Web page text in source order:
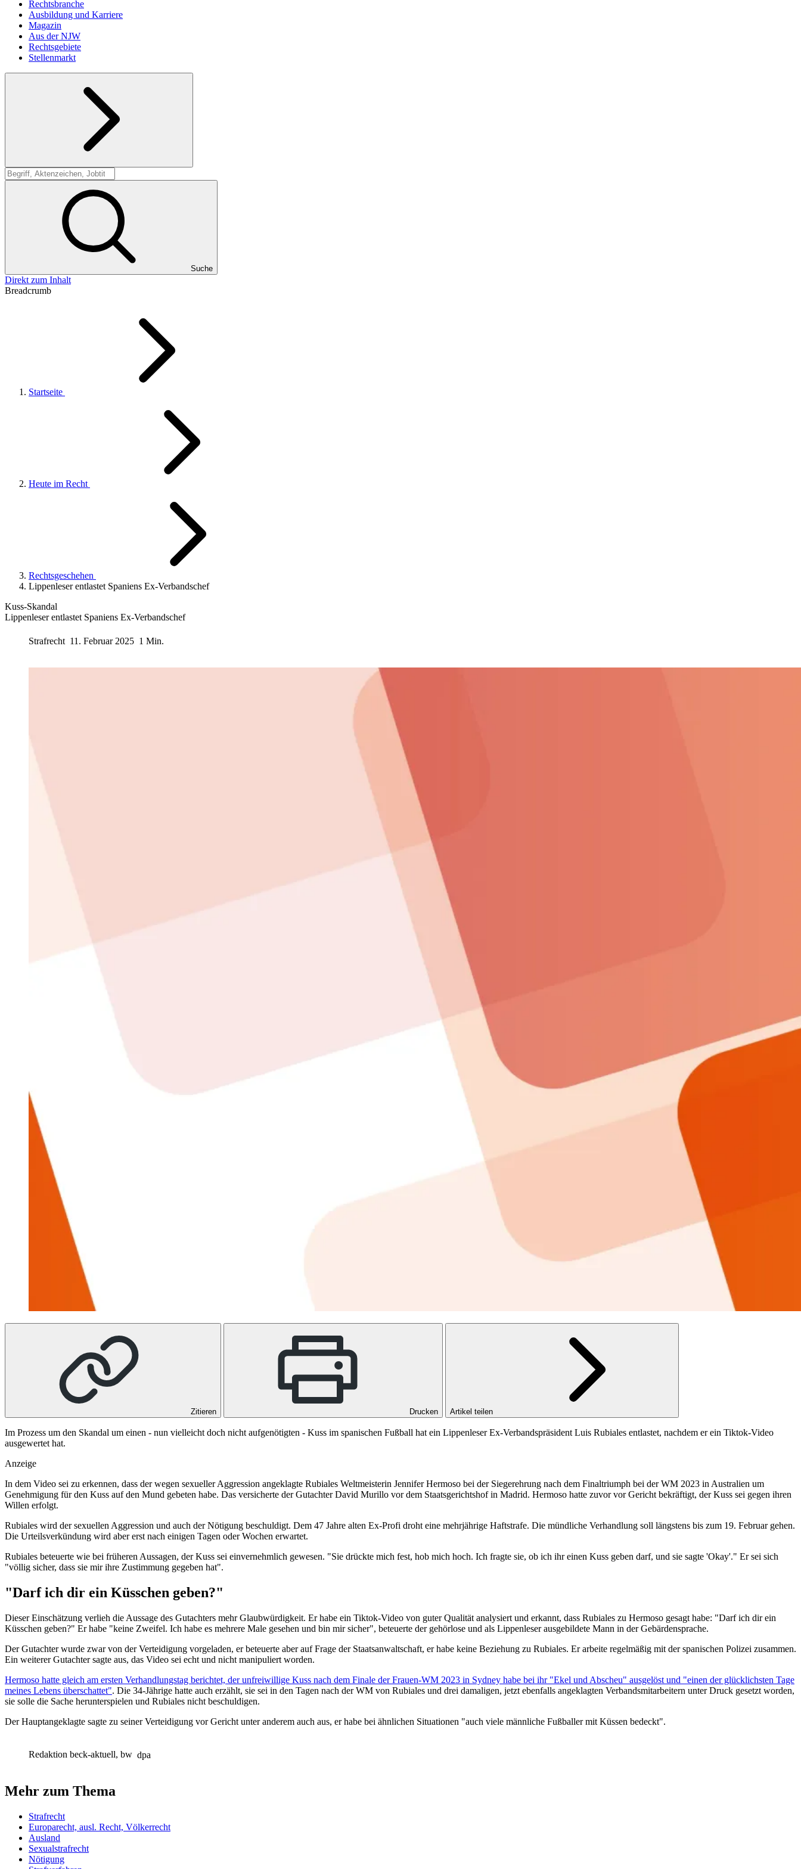
Rechtsbranche
Ausbildung und Karriere
Magazin
Aus der NJW
Rechtsgebiete
Stellenmarkt
Suche
Suche
Direkt zum Inhalt
Breadcrumb
Startseite
Heute im Recht
Rechtsgeschehen
Lippenleser entlastet Spaniens Ex-Verbandschef
Kuss-Skandal
Lippenleser entlastet Spaniens Ex-Verbandschef
Strafrecht 11. Februar 2025 1 Min.
Zitieren Drucken Artikel teilen
Im Prozess um den Skandal um einen - nun vielleicht doch nicht aufgenötigten - Kuss im spanischen Fußball hat ein Lippenleser Ex-Verbandspräsident Luis Rubiales entlastet, nachdem er ein Tiktok-Video
ausgewertet hat.
Anzeige
In dem Video sei zu erkennen, dass der wegen sexueller Aggression angeklagte Rubiales Weltmeisterin Jennifer Hermoso bei der Siegerehrung nach dem Finaltriumph bei der WM 2023 in Australien um
Genehmigung für den Kuss auf den Mund gebeten habe. Das versicherte der Gutachter David Murillo vor dem Staatsgerichtshof in Madrid. Hermoso hatte zuvor vor Gericht bekräftigt, der Kuss sei gegen ihren
Willen erfolgt.
Rubiales wird der sexuellen Aggression und auch der Nötigung beschuldigt. Dem 47 Jahre alten Ex-Profi droht eine mehrjährige Haftstrafe. Die mündliche Verhandlung soll längstens bis zum 19. Februar gehen.
Die Urteilsverkündung wird aber erst nach einigen Tagen oder Wochen erwartet.
Rubiales beteuerte wie bei früheren Aussagen, der Kuss sei einvernehmlich gewesen. "Sie drückte mich fest, hob mich hoch. Ich fragte sie, ob ich ihr einen Kuss geben darf, und sie sagte 'Okay'." Er sei sich
"völlig sicher, dass sie mir ihre Zustimmung gegeben hat".
"Darf ich dir ein Küsschen geben?"
Dieser Einschätzung verlieh die Aussage des Gutachters mehr Glaubwürdigkeit. Er habe ein Tiktok-Video von guter Qualität analysiert und erkannt, dass Rubiales zu Hermoso gesagt habe: "Darf ich dir ein
Küsschen geben?" Er habe "keine Zweifel. Ich habe es mehrere Male gesehen und bin mir sicher", beteuerte der gehörlose und als Lippenleser ausgebildete Mann in der Gebärdensprache.
Der Gutachter wurde zwar von der Verteidigung vorgeladen, er beteuerte aber auf Frage der Staatsanwaltschaft, er habe keine Beziehung zu Rubiales. Er arbeite regelmäßig mit der spanischen Polizei zusammen.
Ein weiterer Gutachter sagte aus, das Video sei echt und nicht manipuliert worden.
Hermoso hatte gleich am ersten Verhandlungstag berichtet, der unfreiwillige Kuss nach dem Finale der Frauen-WM 2023 in Sydney habe bei ihr "Ekel und Abscheu" ausgelöst und "einen der glücklichsten Tage
meines Lebens überschattet". Die 34-Jährige hatte auch erzählt, sie sei in den Tagen nach der WM von Rubiales und drei damaligen, jetzt ebenfalls angeklagten Verbandsmitarbeitern unter Druck gesetzt worden,
sie solle die Sache herunterspielen und Rubiales nicht beschuldigen.
Der Hauptangeklagte sagte zu seiner Verteidigung vor Gericht unter anderem auch aus, er habe bei ähnlichen Situationen "auch viele männliche Fußballer mit Küssen bedeckt".
Redaktion beck-aktuell, bw dpa
Mehr zum Thema
Strafrecht
Europarecht, ausl. Recht, Völkerrecht
Ausland
Sexualstrafrecht
Nötigung